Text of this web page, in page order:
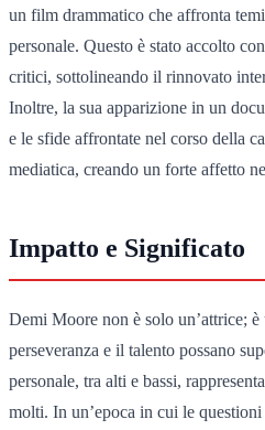
un film drammatico che affronta
personale. Questo è stato accolto
critici, sottolineando il rinnovato
Inoltre, la sua apparizione in un
e le sfide affrontate nel corso della
mediatica, creando un forte affetto
Impatto e Significato
Demi Moore non è solo un’attrice;
perseveranza e il talento possano
personale, tra alti e bassi,
molti. In un’epoca in cui le